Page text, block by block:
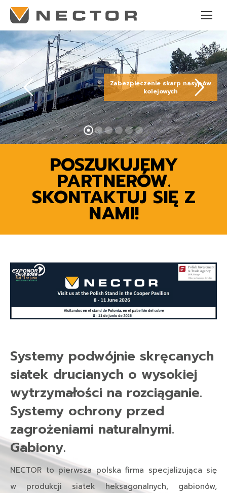
Zabezpieczenie skarp nasypów
kolejowych
POSZUKUJEMY
PARTNERÓW.
SKONTAKTUJ SIĘ Z
NAMI!
Systemy podwójnie skręcanych
siatek drucianych o wysokiej
wytrzymałości na rozciąganie.
Systemy ochrony przed
zagrożeniami naturalnymi.
Gabiony.
NECTOR to pierwsza polska firma specjalizująca się
w produkcji siatek heksagonalnych, gabionów,